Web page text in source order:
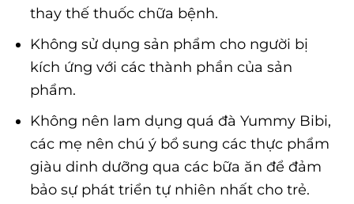
thay thế thuốc chữa bệnh.
Không sử dụng sản phẩm cho người bị
kích ứng với các thành phần của sản
phẩm.
Không nên lam dụng quá đà Yummy Bibi,
các mẹ nên chú ý bổ sung các thực phẩm
giàu dinh dưỡng qua các bữa ăn để đảm
bảo sự phát triển tự nhiên nhất cho trẻ.